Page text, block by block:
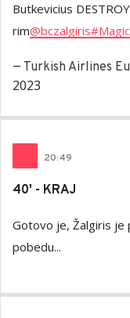
Butkevicius
rim@bczalgiris
— Turkish Airlines
2023
20:49
40' - KRAJ
Gotovo je, Žalgiris je
pobedu...